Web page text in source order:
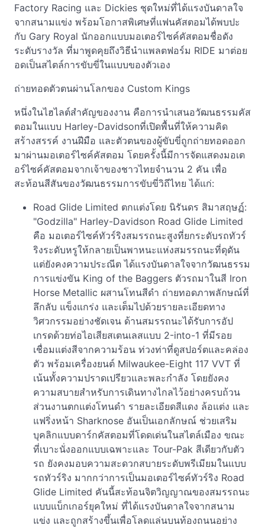
Factory Racing และ Dickies ชุดใหม่ที่ได้แรงบันดาลใจ
จากสนามแข่ง พร้อมโอกาสพิเศษที่แฟนคัสตอมได้พบปะ
กับ Gary Royal นักออกแบบมอเตอร์ไซค์คัสตอมชื่อดัง
ระดับรางวัล ที่มาพูดคุยถึงวิธีนำแพลตฟอร์ม RIDE มาต่อย
อดเป็นสไตล์การขับขี่ในแบบของตัวเอง
ถ่ายทอดตัวตนผ่านโลกของ Custom Kings
หนึ่งในไฮไลต์สำคัญของงาน คือการนำเสนอวัฒนธรรมคัส
ตอมในแบบ Harley-Davidsonที่เปิดพื้นที่ให้ความคิด
สร้างสรรค์ งานฝีมือ และตัวตนของผู้ขับขี่ถูกถ่ายทอดออก
มาผ่านมอเตอร์ไซค์คัสตอม โดยครั้งนี้มีการจัดแสดงมอเต
อร์ไซค์คัสตอมจากเจ้าของชาวไทยจำนวน 2 คัน เพื่อ
สะท้อนสีสันของวัฒนธรรมการขับขี่วิถีไทย ได้แก่:
Road Glide Limited ตกแต่งโดย นิรันดร สิมาสฤษฏ์:
"Godzilla" Harley-Davidson Road Glide Limited
คือ มอเตอร์ไซค์ทัวร์ริงสมรรถนะสูงที่ยกระดับรถทัวร์
ริงระดับหรูให้กลายเป็นพาหนะแห่งสมรรถนะที่ดุดัน
แต่ยังคงความประณีต ได้แรงบันดาลใจจากวัฒนธรรม
การแข่งขัน King of the Baggers ตัวรถมาในสี Iron
Horse Metallic ผสานโทนสีดำ ถ่ายทอดภาพลักษณ์ที่
ลึกลับ แข็งแกร่ง และเต็มไปด้วยรายละเอียดทาง
วิศวกรรมอย่างชัดเจน ด้านสมรรถนะได้รับการอัป
เกรดด้วยท่อไอเสียสเตนเลสแบบ 2-into-1 ที่มีรอย
เชื่อมแต่งสีจากความร้อน ท่วงท่าที่ดูสปอร์ตและคล่อง
ตัว พร้อมเครื่องยนต์ Milwaukee-Eight 117 VVT ที่
เน้นทั้งความปราดเปรียวและพละกำลัง โดยยังคง
ความสบายสำหรับการเดินทางไกลไว้อย่างครบถ้วน
ส่วนงานตกแต่งโทนดำ รายละเอียดสีแดง ล้อแต่ง และ
แฟริ่งหน้า Sharknose อันเป็นเอกลักษณ์ ช่วยเสริม
บุคลิกแบบดาร์กคัสตอมที่โดดเด่นในสไตล์เมือง ขณะ
ที่เบาะนั่งออกแบบเฉพาะและ Tour-Pak สีเดียวกับตัว
รถ ยังคงมอบความสะดวกสบายระดับพรีเมียมในแบบ
รถทัวร์ริง มากกว่าการเป็นมอเตอร์ไซค์ทัวร์ริง Road
Glide Limited คันนี้สะท้อนจิตวิญญาณของสมรรถนะ
แบบแบ็กเกอร์ยุคใหม่ ที่ได้แรงบันดาลใจจากสนาม
แข่ง และถูกสร้างขึ้นเพื่อโลดแล่นบนท้องถนนอย่าง